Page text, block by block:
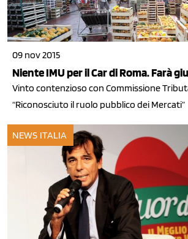
09 nov 2015
Niente IMU per il Car di Roma. Farà
Vinto contenzioso con Commissione
“Riconosciuto il ruolo pubblico dei Mercati”
NEWS ITALIA